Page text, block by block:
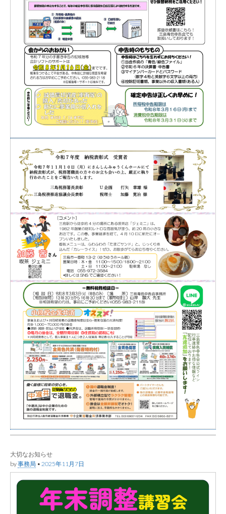
大切なお知らせ
by事務局 • 2025年11月7日